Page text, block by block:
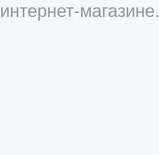
интернет-магазине.